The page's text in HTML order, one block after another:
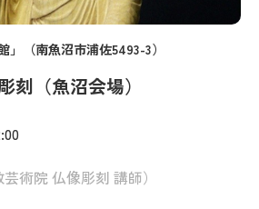
」（南魚沼市浦佐5493-3）
刻（魚沼会場）
術院 仏像彫刻 講師）